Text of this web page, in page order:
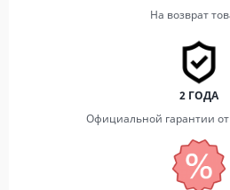
На возврат
2 ГОДА
Официальной гарантии